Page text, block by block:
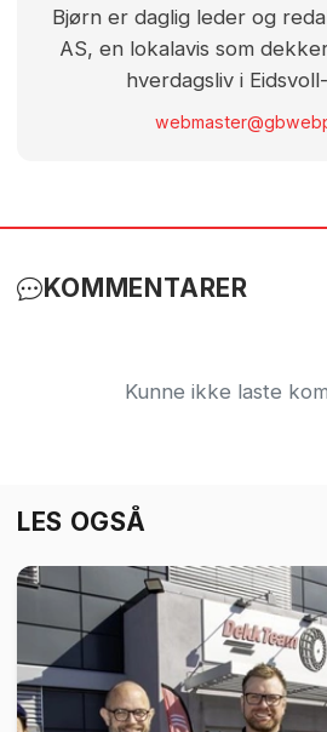
Bjørn er daglig leder og
AS, en lokalavis som
hverdagsliv i
KOMMENTARER
Kunne ikke laste
LES OGSÅ